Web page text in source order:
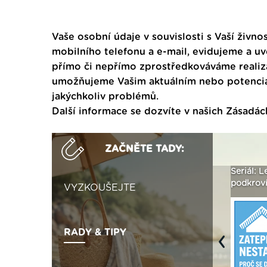
Vaše osobní údaje v souvislosti s Vaší
mobilního telefonu a e-mail, evidujeme a
přímo či nepřímo zprostředkováváme
umožňujeme Vašim aktuálním nebo
jakýchkoliv problémů.
Další informace se dozvíte v našich
ZAČNĚTE TADY:
VYZKOUŠEJTE
RADY & TIPY
Vytvořte si vizualizaci
seženeme! ›
Seriál:
Previous